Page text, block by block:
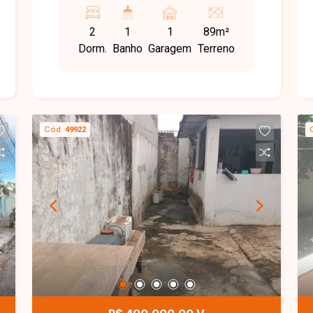
social, cozinha funcional, área de
serviço e 1 vaga de garagem.
2
Dorm.
1
Banho
1
Garagem
89m²
Terreno
Cód. 49922